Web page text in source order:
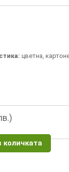
цветна,
количката